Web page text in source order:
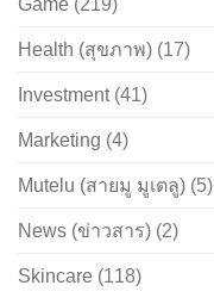
Game (219)
Health (สุขภาพ) (17)
Investment(41)
Marketing (4)
Mutelu (สายมู มูเตลู) (5)
News (ข่าวสาร) (2)
Skincare (118)